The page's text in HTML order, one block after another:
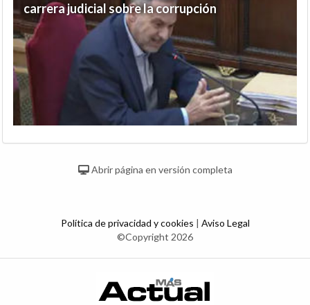
carrera judicial sobre la corrupción
Abrir página en versión completa
Política de privacidad y cookies | Aviso Legal
©Copyright 2026